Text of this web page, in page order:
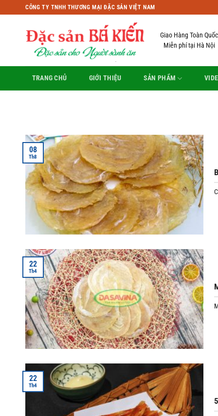
qua
CÔNG TY TNHH THƯƠNG MẠI ĐẶC SẢN VIỆT NAM
Giao Hàng Toàn Quốc
Miễn phí tại Hà Nội
TRANG CHỦ GIỚI THIỆU SẢN PHẨM
08
Th8
22
Th4
22
Th4